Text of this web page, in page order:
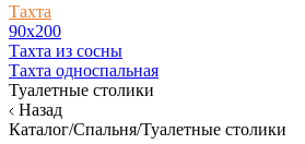
Тахта
90х200
Тахта из сосны
Тахта односпальная
Туалетные столики
Назад
Каталог/Спальня/Туалетные столики